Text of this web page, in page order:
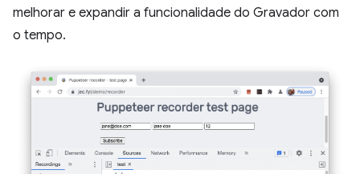
melhorar e expandir a funcionalidade do Gravador com
o tempo.